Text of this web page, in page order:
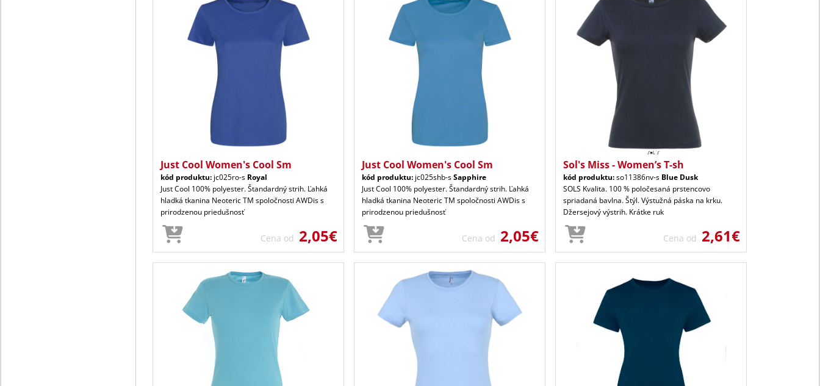
Just Cool Women's Cool Sm
kód produktu: jc025ro-s Royal
Just Cool 100% polyester. Štandardný strih. Ľahká
hladká tkanina Neoteric TM spoločnosti AWDis s
prirodzenou priedušnosť
Cena od 2,05€
Just Cool Women's Cool Sm
kód produktu: jc025shb-sSapphire
Just Cool 100% polyester. Štandardný strih. Ľahká
hladká tkanina Neoteric TM spoločnosti AWDis s
prirodzenou priedušnosť
Cena od 2,05€
Sol's Miss - Women’s T-sh
kód produktu:so11386nv-s Blue Dusk
SOLS Kvalita. 100 % poločesaná prstencovo
spriadaná bavlna. Štýl. Výstužná páska na krku.
Džersejový výstrih. Krátke ruk
Cena od 2,61€